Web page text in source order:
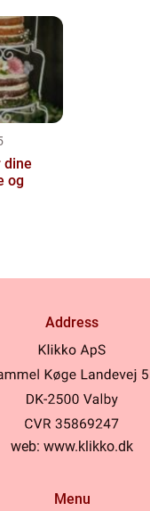
dine
og
Address
web: www.klikko.dk
Menu